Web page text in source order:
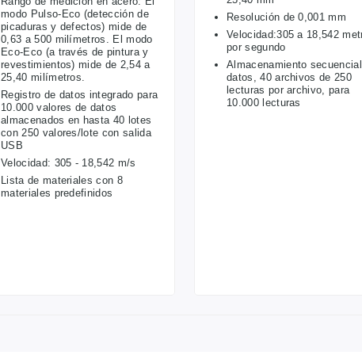
modo Pulso-Eco (detección de
picaduras y defectos) mide de
0,63 a 500 milímetros. El modo
Eco-Eco (a través de pintura y
revestimientos) mide de 2,54 a
25,40 milímetros.
Registro de datos integrado para
10.000 valores de datos
almacenados en hasta 40 lotes
con 250 valores/lote con salida
USB
Velocidad: 305 - 18,542 m/s
Lista de materiales con 8
materiales predefinidos
Resolución de 0,001 mm
Velocidad:305 a 18,542
por segundo
Almacenamiento
datos, 40 archivos de 250
lecturas por archivo, para
10.000 lecturas